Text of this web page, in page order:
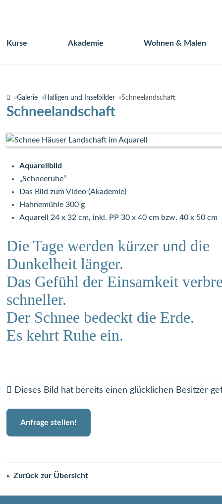
Navigation
Kurse Akademie Wohnen & Malen
Galerie Halligen und Inselbilder Schneelandschaft
Schneelandschaft
Aquarellbild
„Schneeruhe“
Das Bild zum Video (Akademie)
Hahnemühle 300 g
Aquarell 24 x 32 cm, inkl. PP 30 x 40 cm bzw. 40 x 50 cm
Die Tage werden kürzer und die
Dunkelheit länger.
Das Gefühl der Einsamkeit
schneller.
Der Schnee bedeckt die Erde.
Es kehrt Ruhe ein.
Dieses Bild hat bereits einen glücklichen Besitzer
Anfrage stellen!
Zurück zur Übersicht